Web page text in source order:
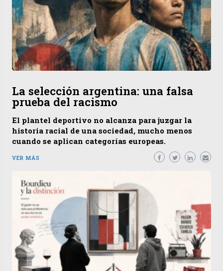
La selección argentina: una falsa
prueba del racismo
El plantel deportivo no alcanza para juzgar la
historia racial de una sociedad, mucho menos
cuando se aplican categorías europeas.
VER MÁS